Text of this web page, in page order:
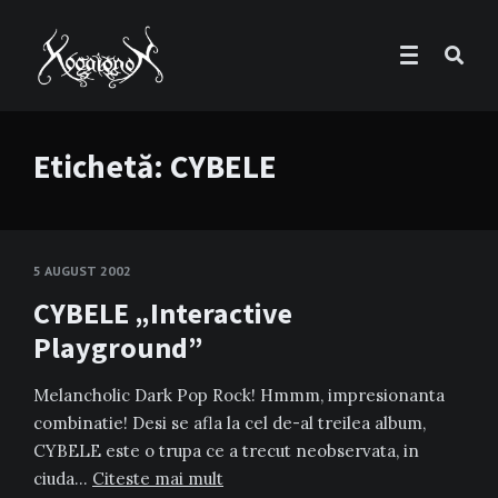
Etichetă: CYBELE
5 AUGUST 2002
CYBELE „Interactive
Playground”
Melancholic Dark Pop Rock! Hmmm, impresionanta
combinatie! Desi se afla la cel de-al treilea album,
CYBELE este o trupa ce a trecut neobservata, in
ciuda… Citeste mai mult